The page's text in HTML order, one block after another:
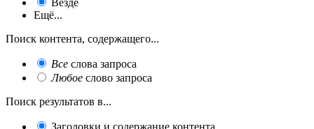
Ещё...
Поиск контента, содержащего...
Все слова запроса
Любое слово запроса
Поиск результатов в...
Заголовки и содержание контента